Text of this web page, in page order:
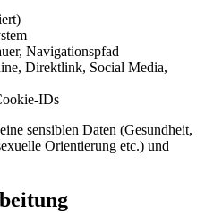
Navigationspfad
Direktlink, Social Media,
IDs
sensiblen Daten (Gesundheit,
Orientierung etc.) und